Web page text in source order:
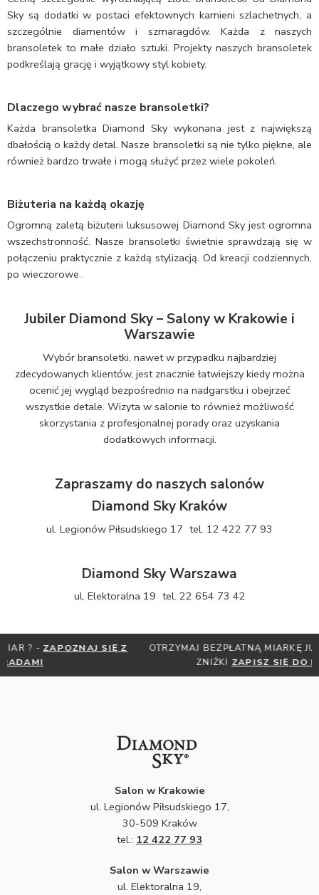
Sky są dodatki w postaci efektownych kamieni szlachetnych, a
szczególnie diamentów i szmaragdów. Każda z naszych
bransoletek to małe działo sztuki. Projekty naszych bransoletek
podkreślają grację i wyjątkowy styl kobiety.
Dlaczego wybrać nasze bransoletki?
Każda bransoletka Diamond Sky wykonana jest z największą
dbałością o każdy detal. Nasze bransoletki są nie tylko piękne, ale
również bardzo trwałe i mogą służyć przez wiele pokoleń.
Biżuteria na każdą okazję
Ogromną zaletą biżuterii luksusowej Diamond Sky jest ogromna
wszechstronność. Nasze bransoletki świetnie sprawdzają się w
połączeniu praktycznie z każdą stylizacją. Od kreacji codziennych,
po wieczorowe.
Jubiler Diamond Sky – Salony w Krakowie i
Warszawie
Wybór bransoletki, nawet w przypadku najbardziej
zdecydowanych klientów, jest znacznie łatwiejszy kiedy można
ocenić jej wygląd bezpośrednio na nadgarstku i obejrzeć
wszystkie detale. Wizyta w salonie to również możliwość
skorzystania z profesjonalnej porady oraz uzyskania
dodatkowych informacji.
Zapraszamy do naszych salonów
Diamond Sky Kraków
ul. Legionów Piłsudskiego 17 tel. 12 422 77 93
Diamond Sky Warszawa
ul. Elektoralna 19 tel. 22 654 73 42
OTRZYMAJ BEZPŁATNĄ MIARKĘ JUBILERSKĄ ORAZ DO 30%
ZAPISZ SIĘ DO NEWSLETTERA
Salon w Krakowie
ul. Legionów Piłsudskiego 17,
30-509 Kraków
tel.: 12 422 77 93
Salon w Warszawie
ul. Elektoralna 19,